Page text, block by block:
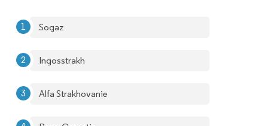
Sogaz
Ingosstrakh
Alfa Strakhovanie